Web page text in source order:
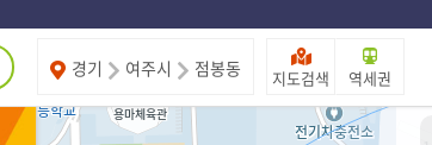
경기 여주시 점봉동 지도검색 역세권
제주도